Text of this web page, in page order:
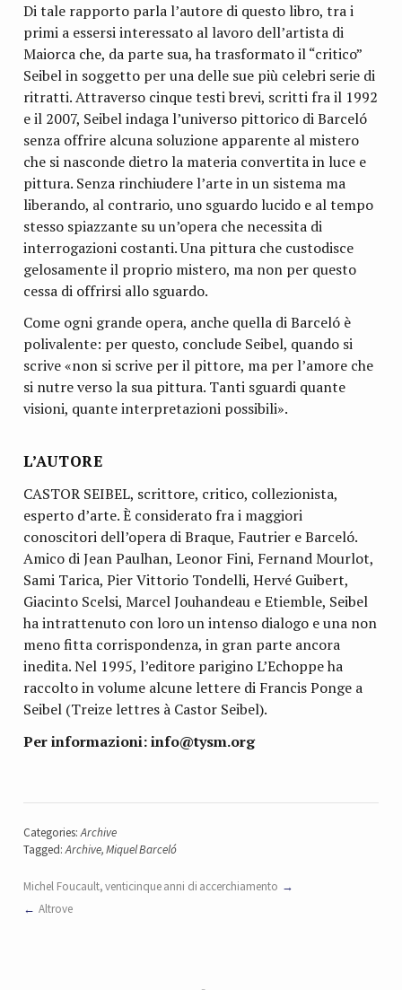
Di tale rapporto parla l’autore di questo libro, tra i
primi a essersi interessato al lavoro dell’artista di
Maiorca che, da parte sua, ha trasformato il “critico”
Seibel in soggetto per una delle sue più celebri serie di
ritratti. Attraverso cinque testi brevi, scritti fra il 1992
e il 2007, Seibel indaga l’universo pittorico di Barceló
senza offrire alcuna soluzione apparente al mistero
che si nasconde dietro la materia convertita in luce e
pittura. Senza rinchiudere l’arte in un sistema ma
liberando, al contrario, uno sguardo lucido e al tempo
stesso spiazzante su un’opera che necessita di
interrogazioni costanti. Una pittura che custodisce
gelosamente il proprio mistero, ma non per questo
cessa di offrirsi allo sguardo.
Come ogni grande opera, anche quella di Barceló è
polivalente: per questo, conclude Seibel, quando si
scrive «non si scrive per il pittore, ma per l’amore che
si nutre verso la sua pittura. Tanti sguardi quante
visioni, quante interpretazioni possibili».
L’AUTORE
CASTOR SEIBEL, scrittore, critico, collezionista,
esperto d’arte. È considerato fra i maggiori
conoscitori dell’opera di Braque, Fautrier e Barceló.
Amico di Jean Paulhan, Leonor Fini, Fernand Mourlot,
Sami Tarica, Pier Vittorio Tondelli, Hervé Guibert,
Giacinto Scelsi, Marcel Jouhandeau e Etiemble, Seibel
ha intrattenuto con loro un intenso dialogo e una non
meno fitta corrispondenza, in gran parte ancora
inedita. Nel 1995, l’editore parigino L’Echoppe ha
raccolto in volume alcune lettere di Francis Ponge a
Seibel (Treize lettres à Castor Seibel).
Per informazioni: info@tysm.org
Categories:Archive
Tagged:Archive,Miquel Barceló
Michel Foucault, venticinque anni di accerchiamento
Altrove